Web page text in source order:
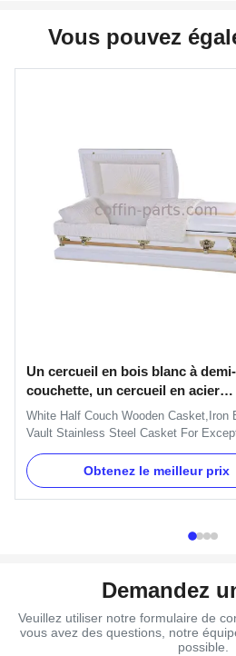
Vous pouvez
Un cercueil en bois blanc à demi-
couchette, un cercueil en acier
inoxydable pour une durabilité
exceptionnelle.
White Half Couch Wooden Casket,Iron
Vault Stainless Steel Casket For
Durability Product Overview The
has earned a reputation for its quality
perfect for any obsequies. Crafted from
materials, this Steel Casket Box is
Obtenez le meilleur prix
Demandez
Veuillez utiliser notre formulaire de
vous avez des questions, notre
possible.